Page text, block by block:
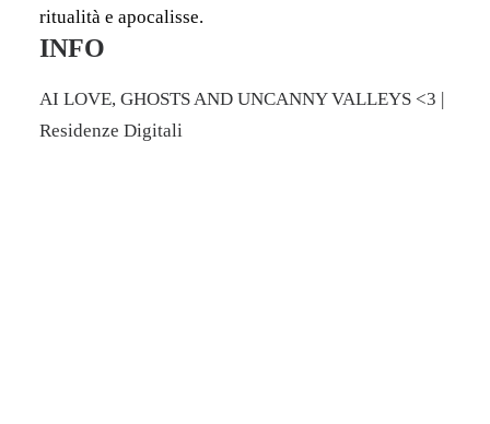
ritualità e apocalisse.
INFO
AI LOVE, GHOSTS AND UNCANNY VALLEYS <3 |
Residenze Digitali